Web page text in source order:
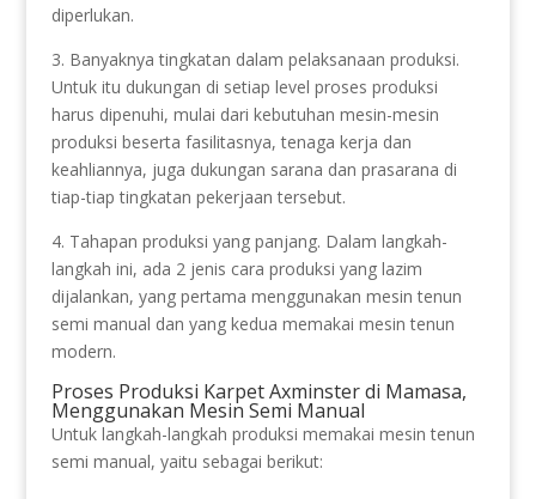
diperlukan.
3. Banyaknya tingkatan dalam pelaksanaan produksi.
Untuk itu dukungan di setiap level proses produksi
harus dipenuhi, mulai dari kebutuhan mesin-mesin
produksi beserta fasilitasnya, tenaga kerja dan
keahliannya, juga dukungan sarana dan prasarana di
tiap-tiap tingkatan pekerjaan tersebut.
4. Tahapan produksi yang panjang. Dalam langkah-
langkah ini, ada 2 jenis cara produksi yang lazim
dijalankan, yang pertama menggunakan mesin tenun
semi manual dan yang kedua memakai mesin tenun
modern.
Proses Produksi Karpet Axminster di Mamasa,
Menggunakan Mesin Semi Manual
Untuk langkah-langkah produksi memakai mesin tenun
semi manual, yaitu sebagai berikut: